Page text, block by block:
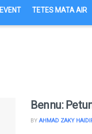
EVENT TETES MATA AIR
Bennu:
BY AHMAD ZAKY